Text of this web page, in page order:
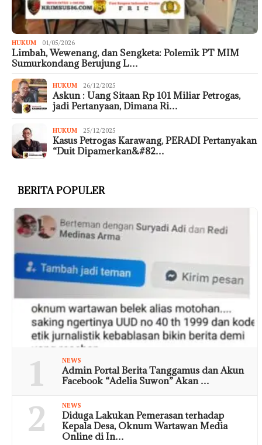
HUKUM 01/05/2026
Limbah, Wewenang, dan Sengketa: Polemik PT MIM
Sumurkondang Berujung L…
HUKUM 26/12/2025
Askun : Uang Sitaan Rp 101 Miliar Petrogas,
jadi Pertanyaan, Dimana Ri…
HUKUM 25/12/2025
Kasus Petrogas Karawang, PERADI Pertanyakan
“Duit Dipamerkan&#82…
BERITA POPULER
1 NEWS
Admin Portal Berita Tanggamus dan Akun
Facebook “Adelia Suwon” Akan …
2 NEWS
Diduga Lakukan Pemerasan terhadap
Kepala Desa, Oknum Wartawan Media
Online di In…